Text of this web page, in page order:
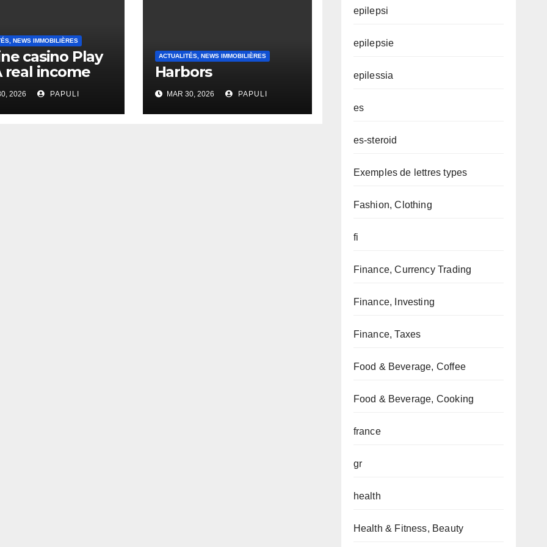
NEWS IMMOBILIÈRES
casino Play
real income
2026 PAPULI
ACTUALITÉS, NEWS IMMOBILIÈRES
Harbors
MAR 30, 2026 PAPULI
epilepsi
epilepsie
epilessia
es
es-steroid
Exemples de lettres types
Fashion, Clothing
fi
Finance, Currency Trading
Finance, Investing
Finance, Taxes
Food & Beverage, Coffee
Food & Beverage, Cooking
france
gr
health
Health & Fitness, Beauty